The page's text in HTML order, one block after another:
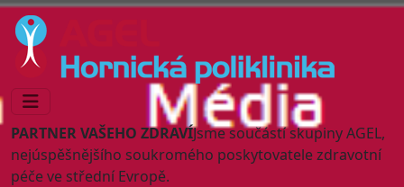
PARTNER VAŠEHO ZDRAVÍJsme součástí skupiny AGEL,
nejúspěšnějšího soukromého poskytovatele zdravotní
péče ve střední Evropě.